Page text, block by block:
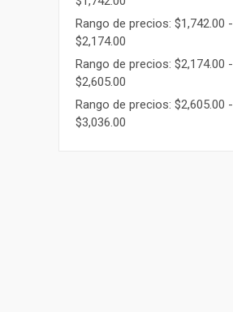
Rango de precios: $1,742.00 -
$2,174.00
Rango de precios: $2,174.00 -
$2,605.00
Rango de precios: $2,605.00 -
$3,036.00